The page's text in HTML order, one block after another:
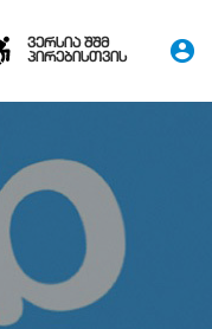
ვერსია შშმ
პირებისთვის